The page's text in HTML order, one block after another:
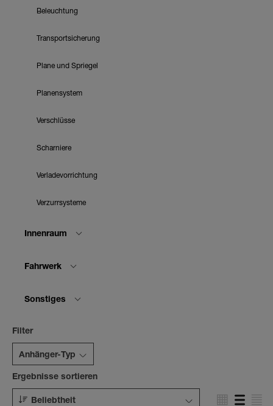
Beleuchtung
Transportsicherung
Plane und Spriegel
Planensystem
Verschlüsse
Scharniere
Verladevorrichtung
Verzurrsysteme
Innenraum
Fahrwerk
Sonstiges
Filter
Anhänger-Typ
Ergebnisse sortieren
Beliebtheit